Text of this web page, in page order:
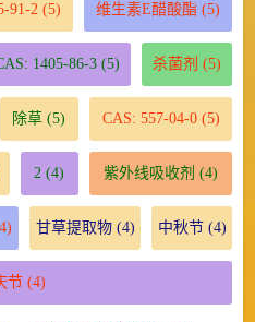
91-2 (5) 维生素E醋酸酯 (5)
1405-86-3(5) 杀菌剂 (5)
除草 (5) CAS: 557-04-0(5)
2 (4) 紫外线吸收剂 (4)
甘草提取物(4) 中秋节(4)
节(4)